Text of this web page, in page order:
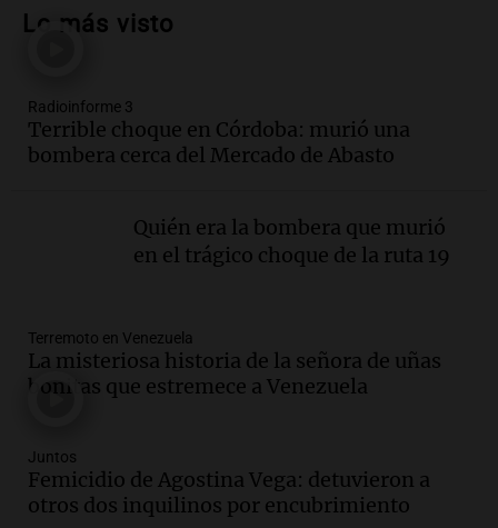
consumo y recaudación
Audio.La calidad del empleo en
Argentina cae y preocupa a economistas
en un contexto de crisis económica
Audiencia por tragedia vial en
Altas Cumbres: peritos analizan
Episodios
Audio.Solicitan quiebra de Lebron
Group en medio de una investigación
Panorama Federal
Episodios
Audio.Detienen a pareja en Alderete por
Lo más visto
Radioinforme 3
Terrible choque en Córdoba: murió una
bombera cerca del Mercado de Abasto
Quién era la bombera que murió
en el trágico choque de la ruta 19
Terremoto en Venezuela
La misteriosa historia de la señora de uñas
bonitas que estremece a Venezuela
Juntos
Femicidio de Agostina Vega: detuvieron a
otros dos inquilinos por encubrimiento